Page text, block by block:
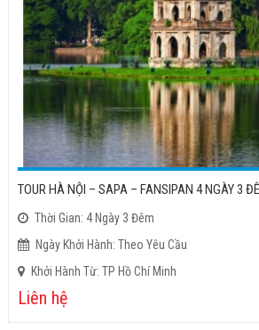
TOUR HÀ NỘI – SAPA – FANSIPAN 4 NGÀY 3
Thời Gian: 4 Ngày 3 Đêm
Ngày Khởi Hành: Theo Yêu Cầu
Khởi Hành Từ: TP Hồ Chí Minh
Liên hệ